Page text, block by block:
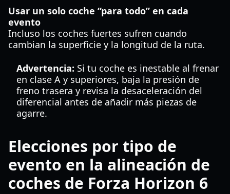
Usar un solo coche “para todo” en cada
evento
Incluso los coches fuertes sufren cuando
cambian la superficie y la longitud de la ruta.
Advertencia: Si tu coche es inestable al frenar
en clase A y superiores, baja la presión de
freno trasera y revisa la desaceleración del
diferencial antes de añadir más piezas de
agarre.
Elecciones por tipo de
evento en la alineación de
coches de Forza Horizon 6